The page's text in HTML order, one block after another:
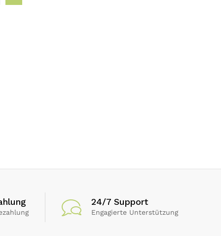
24/7 Support
Engagierte Unterstützung